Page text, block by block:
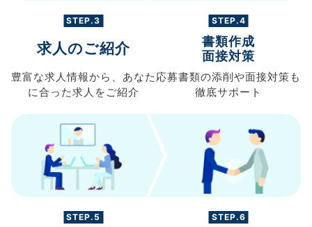
STEP.3
求人のご紹介
豊富な求人情報から、 あなた
に合った求人を ご紹介
STEP.4
書類作成
面接対策
応募書類の添削や面接対策も
徹底サポート
STEP.5 STEP.6